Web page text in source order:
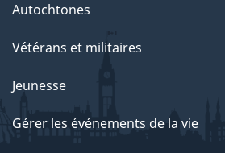
Autochtones
Vétérans et militaires
Jeunesse
Gérer les événements de la vie